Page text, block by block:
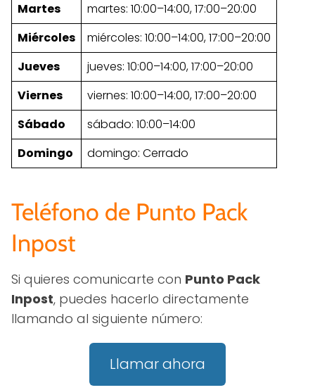
Martes
martes: 10:00–14:00, 17:00–20:00
Miércoles
miércoles: 10:00–14:00, 17:00–20:00
Jueves
jueves: 10:00–14:00, 17:00–20:00
Viernes
viernes: 10:00–14:00, 17:00–20:00
Sábado
sábado: 10:00–14:00
Domingo
domingo: Cerrado
Teléfono de Punto Pack
Inpost
Si quieres comunicarte con Punto Pack
Inpost, puedes hacerlo directamente
llamando al siguiente número:
Llamar ahora